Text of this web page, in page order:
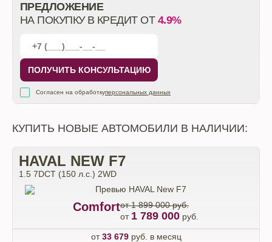
ПРЕДЛОЖЕНИЕ
НА ПОКУПКУ В КРЕДИТ ОТ 4.9%
ПОЛУЧИТЬ КОНСУЛЬТАЦИЮ
Согласен на обработкуперсональных данных
КУПИТЬ НОВЫЕ АВТОМОБИЛИ В НАЛИЧИИ:
HAVAL NEW F7
1.5 7DCT (150 л.с.) 2WD
Comfortот 1 899 000 руб.
от 1 789 000 руб.
от33 679руб. в месяц